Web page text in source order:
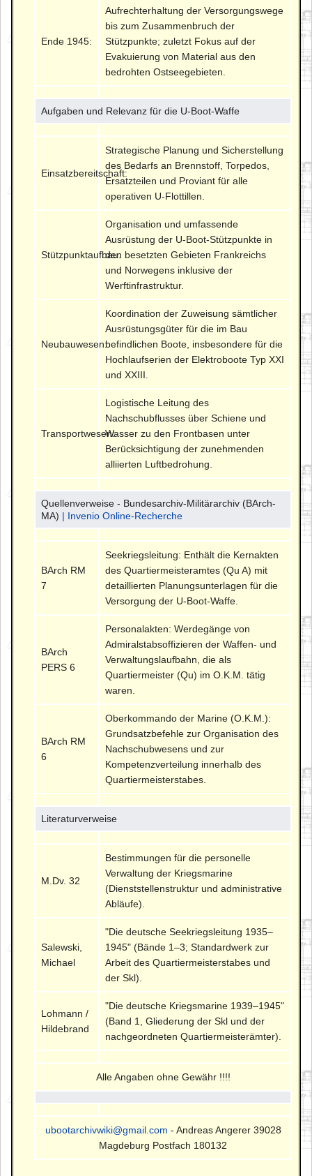
Ende 1945:
Aufrechterhaltung der Versorgungswege
bis zum Zusammenbruch der
Stützpunkte; zuletzt Fokus auf der
Evakuierung von Material aus den
bedrohten Ostseegebieten.
Aufgaben und Relevanz für die U-Boot-Waffe
Einsatzbereitschaft:
Strategische Planung und Sicherstellung
des Bedarfs an Brennstoff, Torpedos,
Ersatzteilen und Proviant für alle
operativen U-Flottillen.
Stützpunktaufbau:
Organisation und umfassende
Ausrüstung der U-Boot-Stützpunkte in
den besetzten Gebieten Frankreichs
und Norwegens inklusive der
Werftinfrastruktur.
Neubauwesen:
Koordination der Zuweisung sämtlicher
Ausrüstungsgüter für die im Bau
befindlichen Boote, insbesondere für die
Hochlaufserien der Elektroboote Typ XXI
und XXIII.
Transportwesen:
Logistische Leitung des
Nachschubflusses über Schiene und
Wasser zu den Frontbasen unter
Berücksichtigung der zunehmenden
alliierten Luftbedrohung.
Quellenverweise - Bundesarchiv-Militärarchiv (BArch-
MA) | Invenio Online-Recherche
BArch RM
7
Seekriegsleitung: Enthält die Kernakten
des Quartiermeisteramtes (Qu A) mit
detaillierten Planungsunterlagen für die
Versorgung der U-Boot-Waffe.
BArch
PERS 6
Personalakten: Werdegänge von
Admiralstabsoffizieren der Waffen- und
Verwaltungslaufbahn, die als
Quartiermeister (Qu) im O.K.M. tätig
waren.
BArch RM
6
Oberkommando der Marine (O.K.M.):
Grundsatzbefehle zur Organisation des
Nachschubwesens und zur
Kompetenzverteilung innerhalb des
Quartiermeisterstabes.
Literaturverweise
M.Dv. 32
Bestimmungen für die personelle
Verwaltung der Kriegsmarine
(Dienststellenstruktur und administrative
Abläufe).
Salewski,
Michael
"Die deutsche Seekriegsleitung 1935–
1945" (Bände 1–3; Standardwerk zur
Arbeit des Quartiermeisterstabes und
der Skl).
Lohmann /
Hildebrand
"Die deutsche Kriegsmarine 1939–1945"
(Band 1, Gliederung der Skl und der
nachgeordneten Quartiermeisterämter).
Alle Angaben ohne Gewähr !!!!
ubootarchivwiki@gmail.com - Andreas Angerer 39028
Magdeburg Postfach 180132